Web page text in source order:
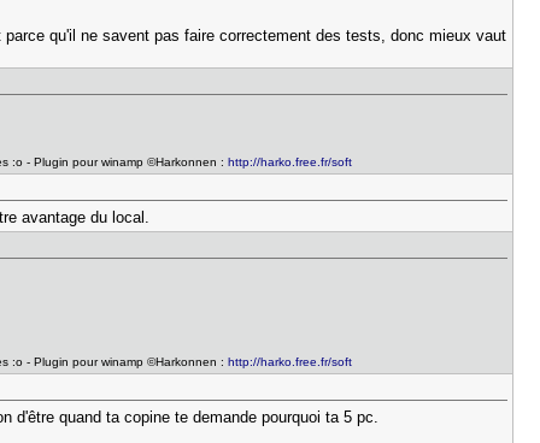
qu'il ne savent pas faire correctement des tests, donc mieux vaut
:o - Plugin pour winamp ©Harkonnen :http://harko.free.fr/soft
avantage du local.
:o - Plugin pour winamp ©Harkonnen :http://harko.free.fr/soft
d'être quand ta copine te demande pourquoi ta 5 pc.